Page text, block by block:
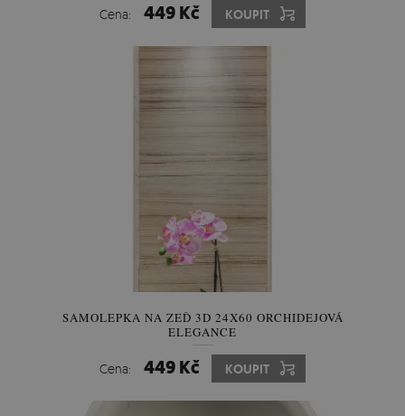
Cena: 449 Kč KOUPIT
SAMOLEPKA NA ZEĎ 3D 24X60 ORCHIDEJOVÁ
ELEGANCE
Cena: 449 Kč KOUPIT